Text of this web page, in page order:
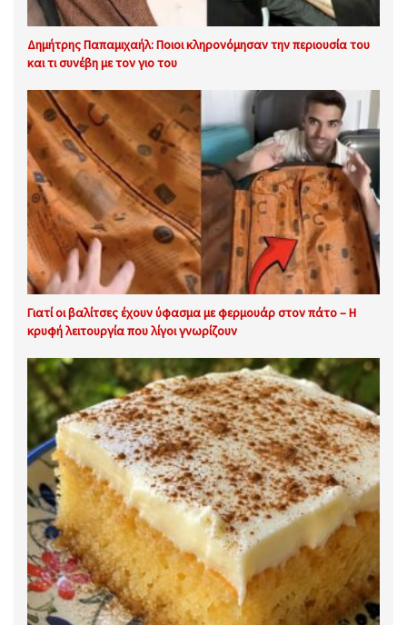
Δημήτρης Παπαμιχαήλ: Ποιοι κληρονόμησαν την περιουσία του
και τι συνέβη με τον γιο του
Γιατί οι βαλίτσες έχουν ύφασμα με φερμουάρ στον πάτο – Η
κρυφή λειτουργία που λίγοι γνωρίζουν